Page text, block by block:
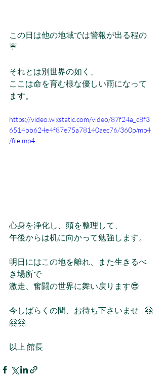
この日は他の地域では警報が出る程の
☔️
それとは別世界の如く、
ここは命を育む様な優しい雨になって
ます。
https://video.wixstatic.com/video/87f24a_c8f3
6514bb624e4f87e75a78140aec76/360p/mp4
/file.mp4
心身を浄化し、頭を整理して、
午後からは机に向かって勉強します。
明日にはこの地を離れ、また生きるべ
き場所で
激走、奮闘の世界に舞い戻ります😎
今しばらくの間、お待ち下さいませ…🤗
🤗🤗
以上 館長